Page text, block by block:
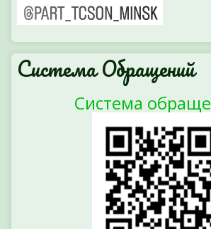
Система Обращений
Система